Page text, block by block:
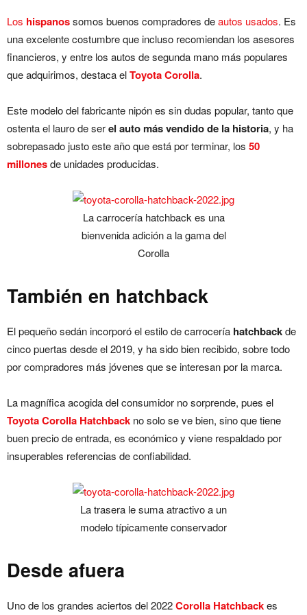
Los hispanossomos buenos compradores deautos usados. Es
una excelente costumbre que incluso recomiendan los asesores
financieros, y entre los autos de segunda mano más populares
que adquirimos, destaca elToyota Corolla.
Este modelo del fabricante nipón es sin dudas popular, tanto que
ostenta el lauro de serel auto más vendido de la historia, y ha
sobrepasado justo este año que está por terminar, los 50
millonesde unidades producidas.
La carrocería hatchback es una
bienvenida adición a la gama del
Corolla
También en hatchback
El pequeño sedán incorporó el estilo de carrocería hatchbackde
cinco puertas desde el 2019, y ha sido bien recibido, sobre todo
por compradores más jóvenes que se interesan por la marca.
La magnífica acogida del consumidor no sorprende, pues el
Toyota Corolla Hatchback no solo se ve bien, sino que tiene
buen precio de entrada, es económico y viene respaldado por
insuperables referencias de confiabilidad.
La trasera le suma atractivo a un
modelo típicamente conservador
Desde afuera
Uno de los grandes aciertos del 2022Corolla Hatchbackes